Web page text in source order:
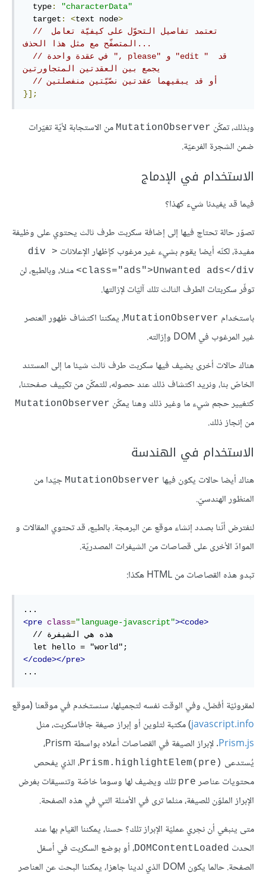
  type
:
"characterData"
  target
: <text node>
// تعتمد تفاصيل التحوّل على كيفيّة تعامل
المتصفّح مع مثل هذا الحذف...
// في عقدة واحدة ", please" و "edit " قد
يجمع بين العقدتين المتجاورتين
// أو قد يبقيهما عقدتين نصّيّتين منفصلتين
}];
وبذلك، تمكّن MutationObserver من الاستجابة لأيّة تغيّرات
ضمن الشجرة الفرعيّة.
الاستخدام في الإدماج
فيما قد يفيدنا شيء كهذا؟
تصوّر حالة تحتاج فيها إلى إضافة سكربت طرف ثالث يحتوي على وظيفة
مفيدة، لكنّه أيضا يقوم بشيء غير مرغوب كإظهار الإعلانات
<div
class="ads">Unwanted ads</div>
مثلا، وبالطبع، لن
توفّر سكربتات الطرف الثالث تلك آليّات لإزالتها.
باستخدام MutationObserver، يمكننا اكتشاف ظهور العنصر
غير المرغوب في DOM وإزالته.
هناك حالات أخرى يضيف فيها سكربت طرف ثالث شيئا ما إلى المستند
الخاصّ بنا، ونريد اكتشاف ذلك عند حصوله، للتمكّن من تكييف صفحتنا،
كتغيير حجم شيء ما وغير ذلك وهنا يمكّن MutationObserver
من إنجاز ذلك.
الاستخدام في الهندسة
هناك أيضا حالات يكون فيها MutationObserver جيّدا من
المنظور الهندسيّ.
لنفترض أنّنا بصدد إنشاء موقع عن البرمجة. بالطبع، قد تحتوي المقالات و
الموادّ الأخرى على قصاصات من الشيفرات المصدريّة.
تبدو هذه القصاصات من HTML هكذا:
<pre class="language-javascript"><code>
</code></pre>
...
لمقروئيّة أفضل، وفي الوقت نفسه لتجميلها، سنستخدم في موقعنا (موقع
javascript.info) مكتبة لتلوين أو إبراز صيغة جافاسكربت، مثل
Prism.js
. لإبراز الصيغة في القصاصات أعلاه بواسطة Prism،
يُستدعى Prism.highlightElem(pre)‎، الذي يفحص
محتويات عناصر pre تلك ويضيف لها وسوما خاصّة وتنسيقات بغرض
الإبراز الملوّن للصيغة، مثلما ترى في اﻷمثلة التي في هذه الصفحة.
متى ينبغي أن نجري عمليّة الإبراز تلك؟ حسنا، يمكننا القيام بها عند
الحدث DOMContentLoaded، أو بوضع السكربت في أسفل
الصفحة. حالما يكون DOM الذي لدينا جاهزا، يمكننا البحث عن العناصر